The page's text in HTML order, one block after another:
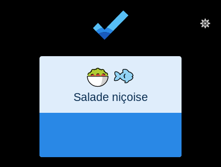
Salade niçoise